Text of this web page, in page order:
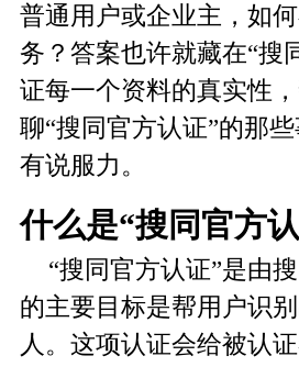
普通用户或企业主，如
务？答案也许就藏在“搜
证每一个资料的真实性
聊“搜同官方认证”的那
有说服力。
什么是“搜同官方
“搜同官方认证”是由
的主要目标是帮用户识
人。这项认证会给被认